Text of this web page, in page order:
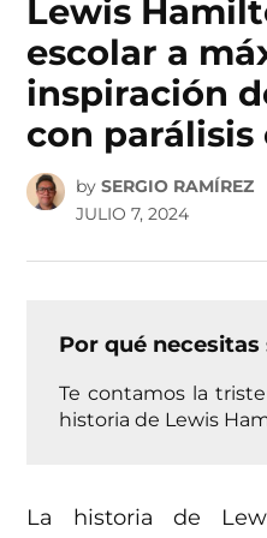
Lewis
escolar a
inspiración
con parálisis
by SERGIO RAMÍREZ
JULIO 7, 2024
Por qué necesitas
Te contamos la
historia de Lewis
La historia de